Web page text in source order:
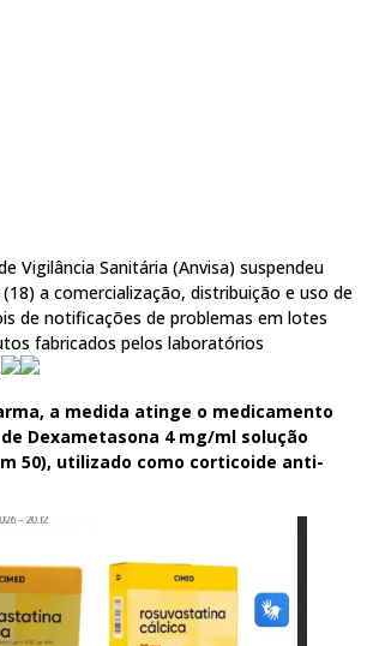
Vigilância Sanitária (Anvisa) suspendeu
a comercialização, distribuição e uso de
de notificações de problemas em lotes
fabricados pelos laboratórios
a medida atinge o medicamento
Dexametasona 4 mg/ml solução
50), utilizado como corticoide anti-